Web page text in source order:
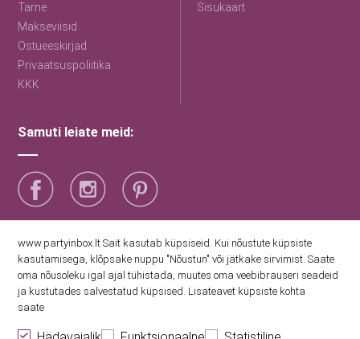
Tarne
Makseviisid
Ostueeskirjad
Privaatsuspoliitika
KKK
Sisukaart
Samuti leiate meid:
Saage esimestena uudiseid
Nõustun Party Inboxi privaatsuspoliitikaga
www.partyinbox.lt Sait kasutab küpsiseid. Kui nõustute küpsiste
kasutamisega, klõpsake nuppu "Nõustun" või jätkake sirvimist. Saate
oma nõusoleku igal ajal tühistada, muutes oma veebibrauseri seadeid
ja kustutades salvestatud küpsised. Lisateavet küpsiste kohta
saate